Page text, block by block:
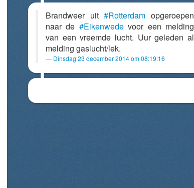
Brandweer uit#Rotterdam opgeroepen
naar de #Eikenwedevoor een melding
van een vreemde lucht. Uur geleden al
melding gaslucht/lek.
Dinsdag 23 december 2014 om 08:19:16